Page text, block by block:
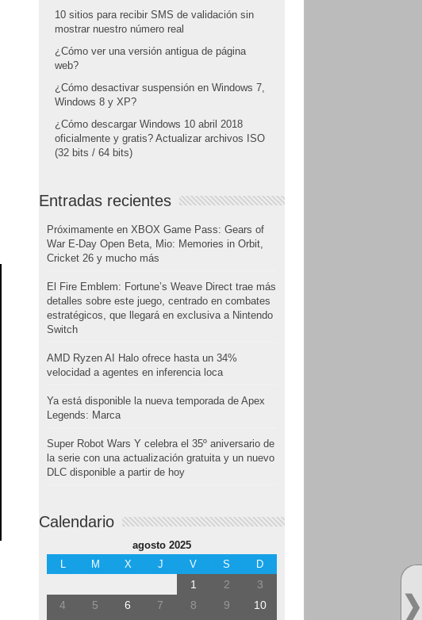
10 sitios para recibir SMS de validación sin
mostrar nuestro número real
¿Cómo ver una versión antigua de página
web?
¿Cómo desactivar suspensión en Windows 7,
Windows 8 y XP?
¿Cómo descargar Windows 10 abril 2018
oficialmente y gratis? Actualizar archivos ISO
(32 bits / 64 bits)
Entradas recientes
Próximamente en XBOX Game Pass: Gears of
War E-Day Open Beta, Mio: Memories in Orbit,
Cricket 26 y mucho más
El Fire Emblem: Fortune’s Weave Direct trae más
detalles sobre este juego, centrado en combates
estratégicos, que llegará en exclusiva a Nintendo
Switch
AMD Ryzen AI Halo ofrece hasta un 34%
velocidad a agentes en inferencia loca
Ya está disponible la nueva temporada de Apex
Legends: Marca
Super Robot Wars Y celebra el 35º aniversario de
la serie con una actualización gratuita y un nuevo
DLC disponible a partir de hoy
Calendario
agosto 2025
L
M X J V S D
1 2
3
4
5 6 7 8 9
10